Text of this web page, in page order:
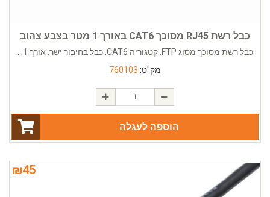
כבל רשת RJ45 מסוכך CAT6 באורך 1 מטר בצבע צהוב
כבל רשת מסוכך מסוג FTP, קטגוריה CAT6. כבל בחיבור ישר, אורך 1...
מק"ט: 760103
הוספה לעגלה
₪45